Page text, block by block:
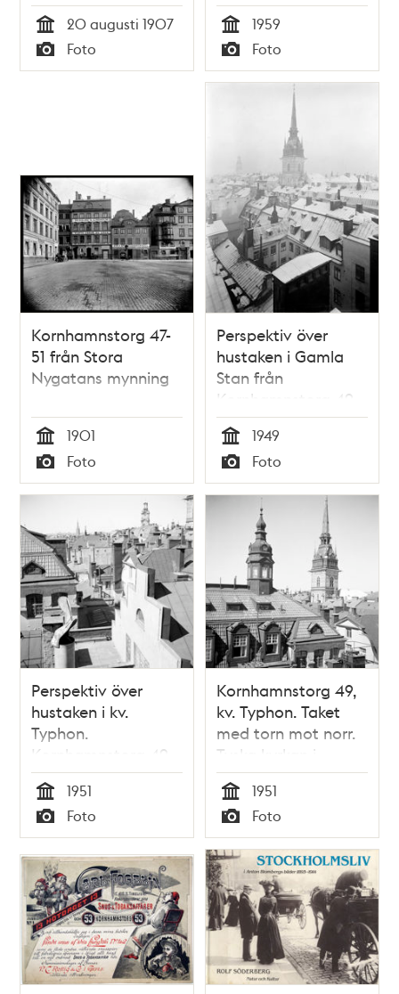
Tid
20 augusti 1907
Typ
Foto Tid
1959
Typ
Foto
Kornhamnstorg 47-
51 från Stora
Nygatans mynning
Tid
1901
Typ
Foto
Perspektiv över
hustaken i Gamla
Stan från
Kornhamnstorg 49
Tid
1949
Typ
Foto
Perspektiv över
hustaken i kv.
Typhon.
Kornhamnstorg 49
t.v
Tid
1951
Typ
Foto
Kornhamnstorg 49,
kv. Typhon. Taket
med torn mot norr.
Tyska kyrkan i
bakgrunden
Tid
1951
Typ
Foto